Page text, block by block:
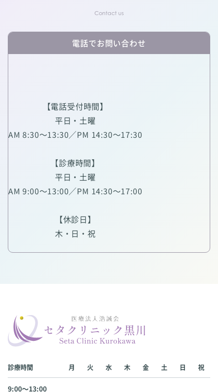
電話でお問い合わせ
【電話受付時間】
平日・土曜
AM 8:30～13:30／PM 14:30～17:30
【診療時間】
平日・土曜
AM 9:00～13:00／PM 14:30～17:00
【休診日】
木・日・祝
診療時間 月 火 水 木 金 土 日 祝
9:00〜13:00